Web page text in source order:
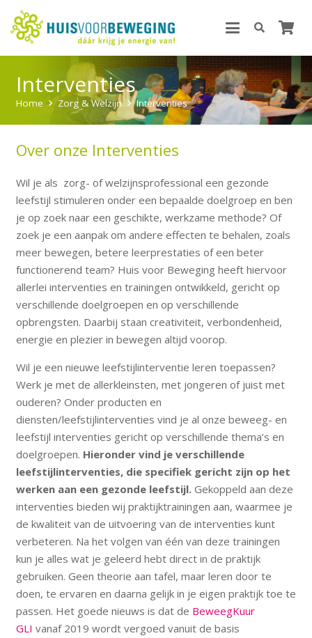
Interventies
Home Zorg & Welzijn Interventies
Over onze Interventies
Wil je als zorg- of welzijnsprofessional een gezonde
leefstijl stimuleren onder een bepaalde doelgroep en ben
je op zoek naar een geschikte, werkzame methode? Of
zoek je een aanpak om andere effecten te behalen, zoals
meer bewegen, betere leerprestaties of een beter
functionerend team? Huis voor Beweging heeft hiervoor
allerlei interventies en trainingen ontwikkeld, gericht op
verschillende doelgroepen en op verschillende
opbrengsten. Daarbij staan creativiteit, verbondenheid,
energie en plezier in bewegen altijd voorop.
Wil je een nieuwe leefstijlinterventie leren toepassen?
Werk je met de allerkleinsten, met jongeren of juist met
ouderen? Onder producten en
diensten/leefstijlinterventies vind je al onze beweeg- en
leefstijl interventies gericht op verschillende thema’s en
doelgroepen. Hieronder vind je verschillende
leefstijlinterventies, die specifiek gericht zijn op het
werken aan een gezonde leefstijl. Gekoppeld aan deze
interventies bieden wij praktijktrainingen aan, waarmee je
de kwaliteit van de uitvoering van de interventies kunt
verbeteren. Na het volgen van één van deze trainingen
kun je alles wat je geleerd hebt direct in de praktijk
gebruiken. Geen theorie aan tafel, maar leren door te
doen, te ervaren en daarna gelijk in je eigen praktijk toe te
passen. Het goede nieuws is dat de BeweegKuur
GLI vanaf 2019 wordt vergoed vanuit de basis